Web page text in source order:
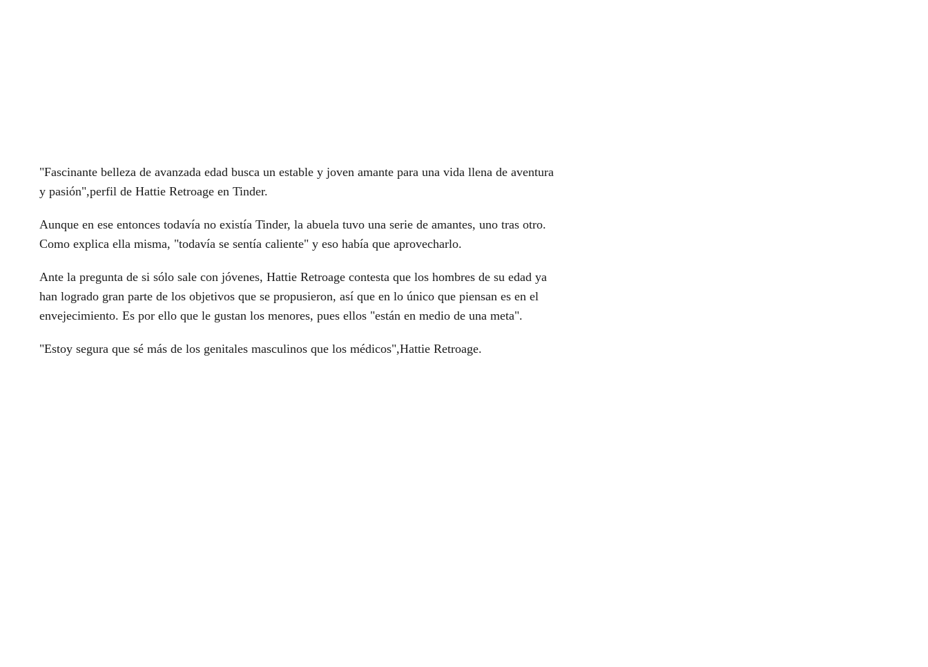
"Fascinante belleza de avanzada edad busca un estable y joven amante para una vida llena de aventura
y pasión",perfil de Hattie Retroage en Tinder.
Aunque en ese entonces todavía no existía Tinder, la abuela tuvo una serie de amantes, uno tras otro.
Como explica ella misma, "todavía se sentía caliente" y eso había que aprovecharlo.
Ante la pregunta de si sólo sale con jóvenes, Hattie Retroage contesta que los hombres de su edad ya
han logrado gran parte de los objetivos que se propusieron, así que en lo único que piensan es en el
envejecimiento. Es por ello que le gustan los menores, pues ellos "están en medio de una meta".
"Estoy segura que sé más de los genitales masculinos que los médicos",Hattie Retroage.